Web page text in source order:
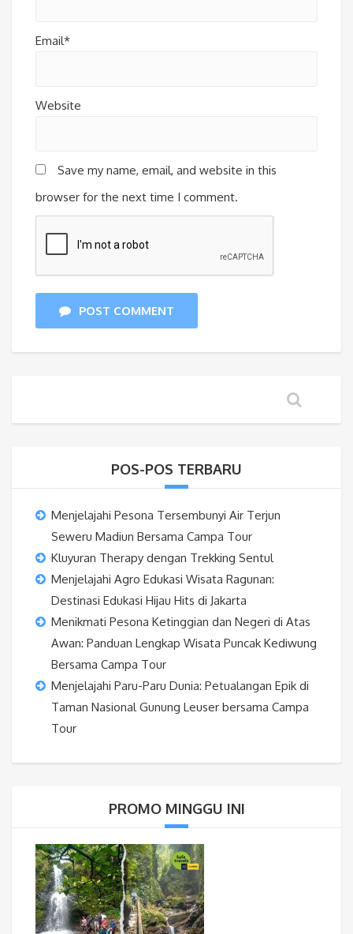
Email*
Website
Save my name, email, and website in this
browser for the next time I comment.
POST COMMENT
POS-POS TERBARU
Menjelajahi Pesona Tersembunyi Air Terjun
Seweru Madiun Bersama Campa Tour
Kluyuran Therapy dengan Trekking Sentul
Menjelajahi Agro Edukasi Wisata Ragunan:
Destinasi Edukasi Hijau Hits di Jakarta
Menikmati Pesona Ketinggian dan Negeri di Atas
Awan: Panduan Lengkap Wisata Puncak Kediwung
Bersama Campa Tour
Menjelajahi Paru-Paru Dunia: Petualangan Epik di
Taman Nasional Gunung Leuser bersama Campa
Tour
PROMO MINGGU INI